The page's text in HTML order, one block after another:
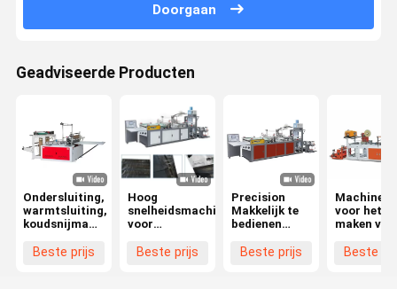
Doorgaan
Geadviseerde Producten
Ondersluiting,
warmtsluiting,
koudsnijmachine
maken van
Beste prijs
Hoog
snelheidsmachine
voor
koerierszakken,
Beste prijs
Precision
Makkelijk te
bedienen
koerierzak
Beste prijs
Machines
voor het
maken van
Beste